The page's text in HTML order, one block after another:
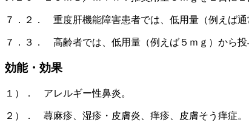
７．２． 重度肝機能障害患者では、低用量（例えば
７．３． 高齢者では、低用量（例えば５ｍｇ）から
効能・効果
１）． アレルギー性鼻炎。
２）． 蕁麻疹、湿疹・皮膚炎、痒疹、皮膚そう痒症。